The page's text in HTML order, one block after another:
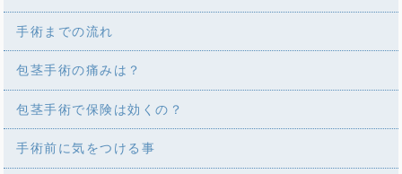
手術までの流れ
包茎手術の痛みは？
包茎手術で保険は効くの？
手術前に気をつける事